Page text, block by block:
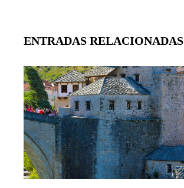
ENTRADAS RELACIONADAS